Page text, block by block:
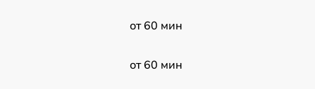
от 60 мин
от 60 мин